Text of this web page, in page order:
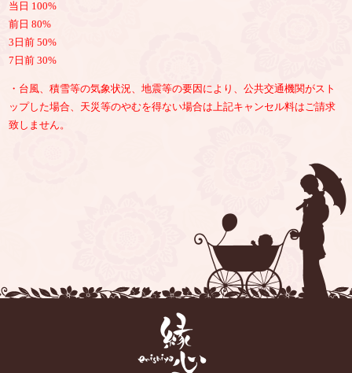
当日 100%
前日 80%
3日前 50%
7日前 30%
・台風、積雪等の気象状況、地震等の要因により、公共交通機関がスト
ップした場合、天災等のやむを得ない場合は上記キャンセル料はご請求
致しません。